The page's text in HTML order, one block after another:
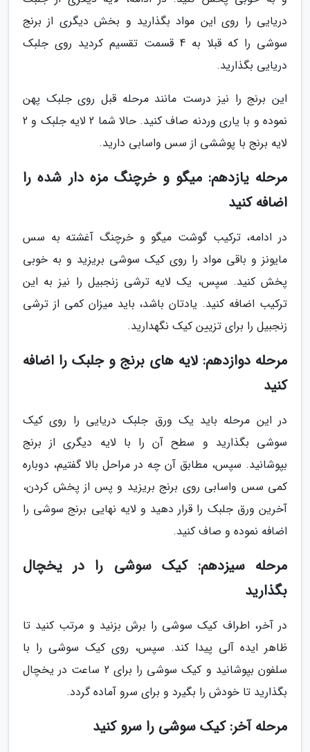
دریایی را روی این مواد بگذارید و بخش دیگری از برنج
سوشی را که قبلا به 4 قسمت تقسیم کردید روی جلبک
دریایی بگذارید.
این برنج را نیز درست مانند مرحله قبل روی جلبک پهن
نموده و با یاری وردنه صاف کنید. حالا شما 2 لایه جلبک و 2
لایه برنج با پوششی از سس واسابی دارید.
مرحله یازدهم: میگو و خرچنگ مزه دار شده را
اضافه کنید
در ادامه، ترکیب گوشت میگو و خرچنگ آغشته به سس
مایونز و باقی مواد را روی کیک سوشی بریزید و به خوبی
پخش کنید. سپس، یک لایه ترشی زنجبیل را نیز به این
ترکیب اضافه کنید. یادتان باشد، باید میزان کمی از ترشی
زنجبیل را برای تزیین کیک نگهدارید.
مرحله دوازدهم: لایه های برنج و جلبک را اضافه
کنید
در این مرحله باید یک ورق جلبک دریایی را روی کیک
سوشی بگذارید و سطح آن را با لایه دیگری از برنج
بپوشانید. سپس، مطابق آن چه در مراحل بالا گفتیم، دوباره
کمی سس واسابی روی برنج بریزید و پس از پخش کردن،
آخرین ورق جلبک را قرار دهید و لایه نهایی برنج سوشی را
اضافه نموده و صاف کنید.
مرحله سیزدهم: کیک سوشی را در یخچال
بگذارید
در آخر، اطراف کیک سوشی را برش بزنید و مرتب کنید تا
ظاهر ایده آلی پیدا کند. سپس، روی کیک سوشی را با
سلفون بپوشانید و کیک سوشی را برای 2 ساعت در یخچال
بگذارید تا خودش را بگیرد و برای سرو آماده گردد.
مرحله آخر: کیک سوشی را سرو کنید